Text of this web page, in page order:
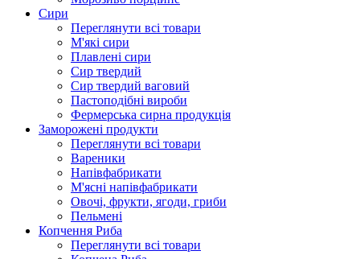
Сири
Переглянути всі товари
М'які сири
Плавлені сири
Сир твердий
Сир твердий ваговий
Пастоподібні вироби
Фермерська сирна продукція
Заморожені продукти
Переглянути всі товари
Вареники
Напівфабрикати
М'ясні напівфабрикати
Овочі, фрукти, ягоди, гриби
Пельмені
Копчення Риба
Переглянути всі товари